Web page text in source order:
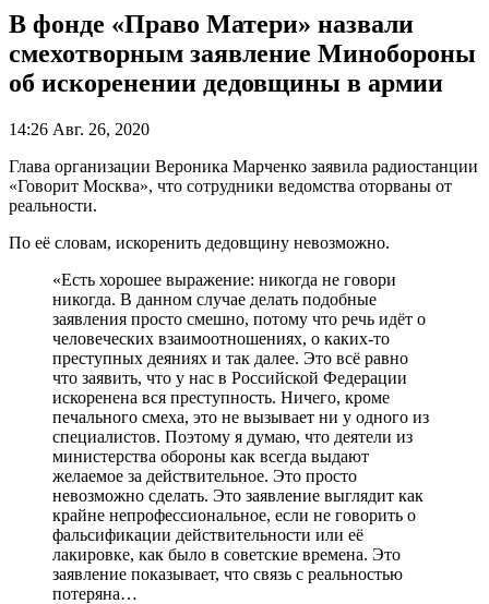
В фонде «Право Матери» назвали
смехотворным заявление Минобороны
об искоренении дедовщины в армии
14:26 Авг. 26, 2020
Глава организации Вероника Марченко заявила радиостанции
«Говорит Москва», что сотрудники ведомства оторваны от
реальности.
По её словам, искоренить дедовщину невозможно.
«Есть хорошее выражение: никогда не говори
никогда. В данном случае делать подобные
заявления просто смешно, потому что речь идёт о
человеческих взаимоотношениях, о каких-то
преступных деяниях и так далее. Это всё равно
что заявить, что у нас в Российской Федерации
искоренена вся преступность. Ничего, кроме
печального смеха, это не вызывает ни у одного из
специалистов. Поэтому я думаю, что деятели из
министерства обороны как всегда выдают
желаемое за действительное. Это просто
невозможно сделать. Это заявление выглядит как
крайне непрофессиональное, если не говорить о
фальсификации действительности или её
лакировке, как было в советские времена. Это
заявление показывает, что связь с реальностью
потеряна…